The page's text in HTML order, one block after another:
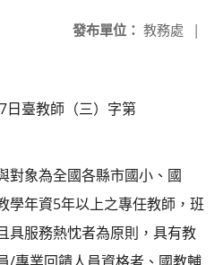
發布單位： 教務處 |
日臺教師（三）字第
對象為全國各縣市國小、國
學年資5年以上之專任教師，班
具服務熱忱者為原則，具有教